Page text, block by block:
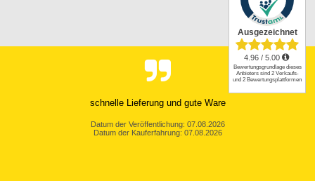
schnelle Lieferung und gute Ware
Datum der Veröffentlichung: 07.08.2026
Datum der Kauferfahrung: 07.08.2026